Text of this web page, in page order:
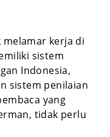
kerja di
sistem
Indonesia,
sistem penilaian
yang
tidak perlu